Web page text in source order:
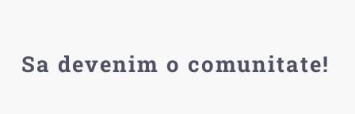
Sa devenim o comunitate!